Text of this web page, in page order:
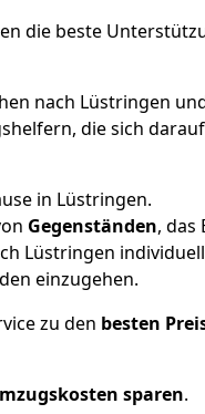
die beste
nach Lüstringen
die sich
in Lüstringen.
Gegenständen, das
Lüstringen
einzugehen.
zu den besten
sparen.